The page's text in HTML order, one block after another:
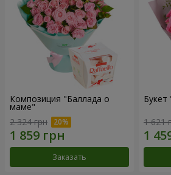
Композиция "Баллада о
маме"
2 324 грн
Заказать
Букет
1 621